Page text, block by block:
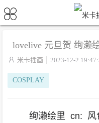
lovelive 元旦贺 绚濑
 米卡插画 2023-12-2
COSPLAY
绚濑绘里 cn: 风